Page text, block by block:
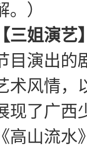
）
【三姐演艺
目演出的
术风情，
现了广西
高山流